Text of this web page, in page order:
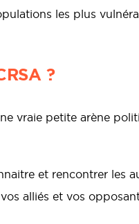
les plus
?
vraie petite arène
et rencontrer les
alliés et vos